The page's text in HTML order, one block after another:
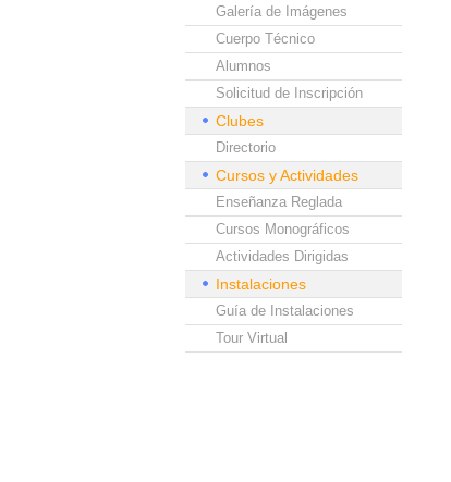
Galería de Imágenes
Cuerpo Técnico
Alumnos
Solicitud de Inscripción
Clubes
Directorio
Cursos y Actividades
Enseñanza Reglada
Cursos Monográficos
Actividades Dirigidas
Instalaciones
Guía de Instalaciones
Tour Virtual